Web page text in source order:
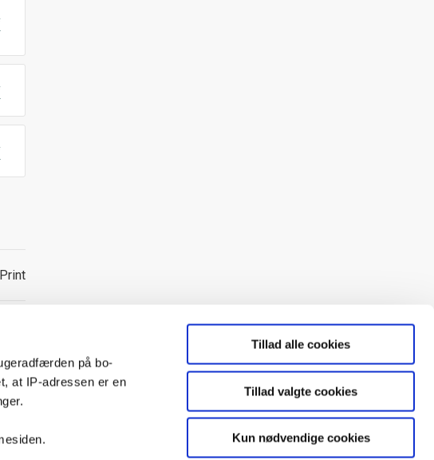
på bo-
at IP-adressen er en
Tillad alle cookies
Tillad valgte cookies
Kun nødvendige cookies
Print